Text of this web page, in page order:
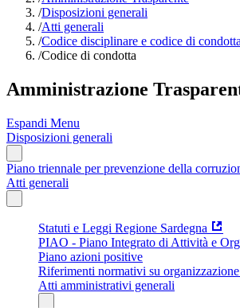
/Disposizioni generali
/Atti generali
/Codice disciplinare e codice di condotta
/Codice di condotta
Amministrazione
Espandi Menu
Disposizioni generali
Piano triennale per prevenzione della
Atti generali
Statuti e Leggi Regione Sardegna
PIAO - Piano Integrato di Attività e
Piano azioni positive
Riferimenti normativi su
Atti amministrativi generali